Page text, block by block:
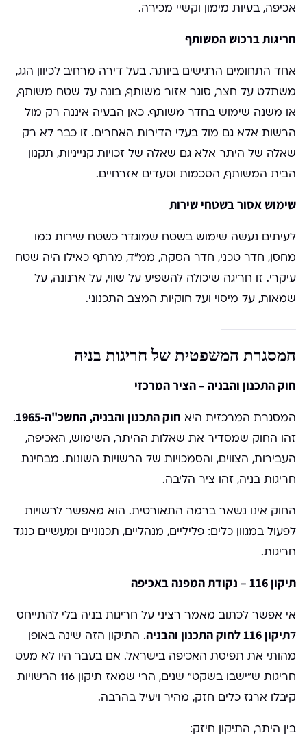
אכיפה, בעיות מימון וקשיי מכירה.
חריגות ברכוש המשותף
אחד התחומים הרגישים ביותר. בעל דירה מרחיב לכיוון הגג,
משתלט על חצר, סוגר אזור משותף, בונה על שטח משותף,
או משנה שימוש בחדר משותף. כאן הבעיה איננה רק מול
הרשות אלא גם מול בעלי הדירות האחרים. זו כבר לא רק
שאלה של היתר אלא גם שאלה של זכויות קנייניות, תקנון
הבית המשותף, הסכמות וסעדים אזרחיים.
שימוש אסור בשטחי שירות
לעיתים נעשה שימוש בשטח שמוגדר כשטח שירות כמו
מחסן, חדר טכני, חדר הסקה, ממ"ד, מרתף כאילו היה שטח
עיקרי. זו חריגה שיכולה להשפיע על שווי, על ארנונה, על
שמאות, על מיסוי ועל חוקיות המצב התכנוני.
המסגרת המשפטית של חריגות בניה
חוק התכנון והבניה – הציר המרכזי
המסגרת המרכזית היא חוק התכנון והבניה, התשכ"ה-1965
.
זהו החוק שמסדיר את שאלות ההיתר, השימוש, האכיפה,
העבירות, הצווים, והסמכויות של הרשויות השונות. מבחינת
חריגות בניה, זהו ציר הליבה.
החוק אינו נשאר ברמה התאורטית. הוא מאפשר לרשויות
לפעול במגוון כלים: פליליים, מנהליים, תכנוניים ומעשיים כנגד
חריגות.
תיקון 116 – נקודת המפנה באכיפה
אי אפשר לכתוב מאמר רציני על חריגות בניה בלי להתייחס
לתיקון 116 לחוק התכנון והבניה
. התיקון הזה שינה באופן
מהותי את תפיסת האכיפה בישראל. אם בעבר היו לא מעט
חריגות ש"ישבו בשקט" שנים, הרי שמאז תיקון 116 הרשויות
קיבלו ארגז כלים חזק, מהיר ויעיל בהרבה.
בין היתר, התיקון חיזק: